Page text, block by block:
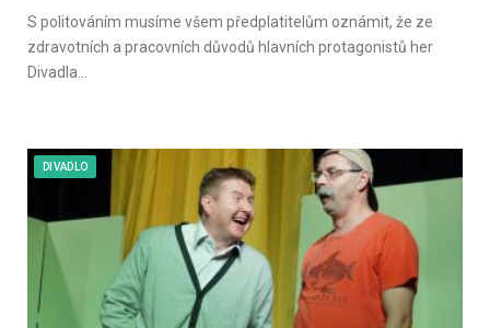
S politováním musíme všem předplatitelům oznámit, že ze
zdravotních a pracovních důvodů hlavních protagonistů her
Divadla…
DIVADLO